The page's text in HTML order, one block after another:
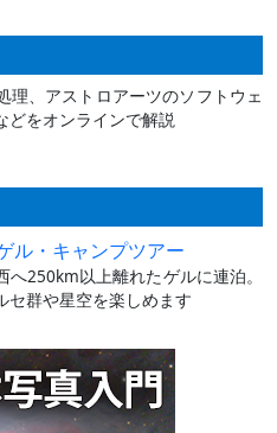
理、アストロアーツのソフトウェ
どをオンラインで解説
ル・キャンプツアー
へ250km以上離れたゲルに連泊。
セ群や星空を楽しめます